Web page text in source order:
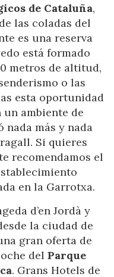
de Cataluña,
las coladas del
es una reserva
está formado
metros de altitud,
o las
esta oportunidad
un ambiente de
nada más y nada
Si quieres
recomendamos el
en la Garrotxa.
d’en Jordà y
la ciudad de
gran oferta de
del Parque
. Grans Hotels de
Siempre activas
para recopilar
nuestros servicios.
de la
tiene la posibilidad
si así lo desea,
duro, aunque
podrá ocasionar
del
este sitio web. La
tipo de cookies se